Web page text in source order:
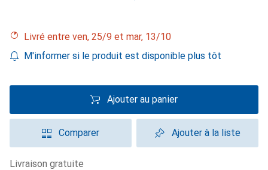
Livré entre ven, 25/9 et mar, 13/10
M'informer si le produit est disponible plus tôt
Ajouter au panier
Comparer Ajouter à la liste
livraison gratuite